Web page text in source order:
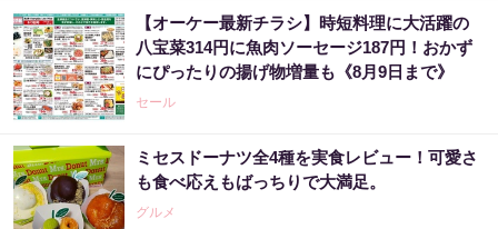
【オーケー最新チラシ】時短料理に大活躍の
八宝菜314円に魚肉ソーセージ187円！おかず
にぴったりの揚げ物増量も《8月9日まで》
セール
ミセスドーナツ全4種を実食レビュー！可愛さ
も食べ応えもばっちりで大満足。
グルメ